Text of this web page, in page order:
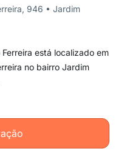
946 • Jardim
está localizado em
no bairro Jardim